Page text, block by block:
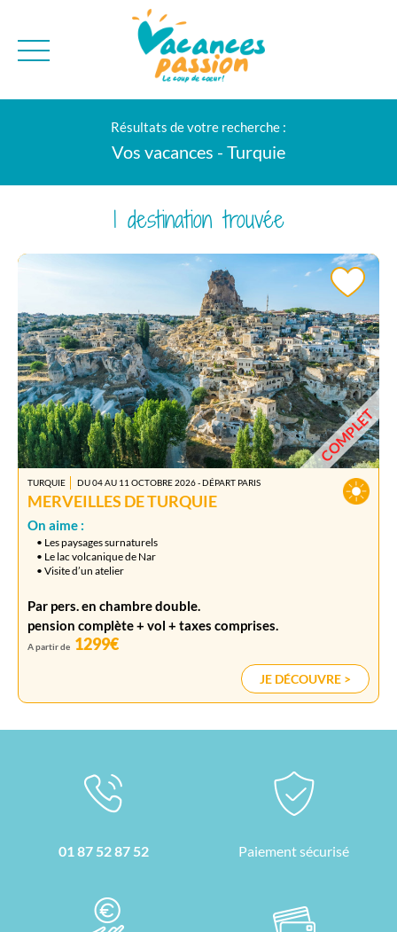
BONS PLANS
Résultats de votre recherche :
Vos vacances - Turquie
1 destination trouvée
COMPLET
TURQUIE DU 04 AU 11 OCTOBRE 2026 - DÉPART PARIS
MERVEILLES DE TURQUIE
On aime :
• Les paysages surnaturels
• Le lac volcanique de Nar
• Visite d’un atelier
Par pers. en chambre double.
pension complète + vol + taxes comprises.
A partir de 1299€
JE DÉCOUVRE >
01 87 52 87 52 Paiement sécurisé